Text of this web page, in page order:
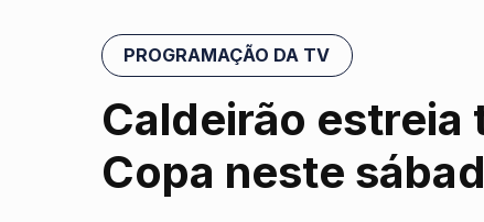
PROGRAMAÇÃO DA TV
Caldeirão estreia
Copa neste